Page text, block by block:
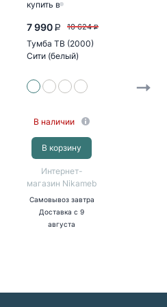
7 990 P 10 624 P
Тумба ТВ (2000)
Сити (белый)
В наличии
В корзину
Интернет-
магазин Nikameb
Самовывоз завтра
Доставка с 9
августа